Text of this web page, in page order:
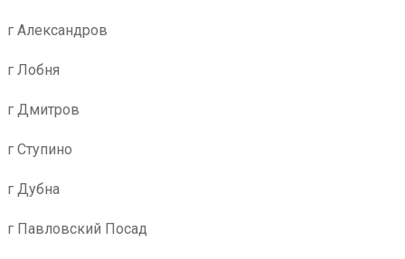
г Александров
г Лобня
г Дмитров
г Ступино
г Дубна
г Павловский Посад